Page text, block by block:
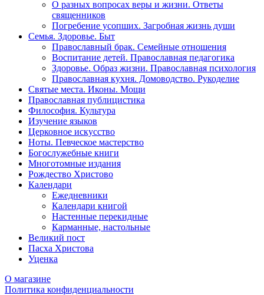
О разных вопросах веры и жизни. Ответы
священников
Погребение усопших. Загробная жизнь души
Семья. Здоровье. Быт
Православный брак. Семейные отношения
Воспитание детей. Православная педагогика
Здоровье. Образ жизни. Православная психология
Православная кухня. Домоводство. Рукоделие
Святые места. Иконы. Мощи
Православная публицистика
Философия. Культура
Изучение языков
Церковное искусство
Ноты. Певческое мастерство
Богослужебные книги
Многотомные издания
Рождество Христово
Календари
Ежедневники
Календари книгой
Настенные перекидные
Карманные, настольные
Великий пост
Пасха Христова
Уценка
О магазине
Политика конфиденциальности